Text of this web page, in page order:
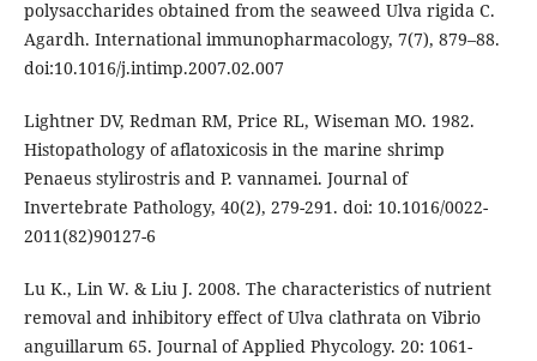
polysaccharides obtained from the seaweed Ulva rigida C.
Agardh. International immunopharmacology, 7(7), 879–88.
doi:10.1016/j.intimp.2007.02.007
Lightner DV, Redman RM, Price RL, Wiseman MO. 1982.
Histopathology of aflatoxicosis in the marine shrimp
Penaeus stylirostris and P. vannamei. Journal of
Invertebrate Pathology, 40(2), 279-291. doi: 10.1016/0022-
2011(82)90127-6
Lu K., Lin W. & Liu J. 2008. The characteristics of nutrient
removal and inhibitory effect of Ulva clathrata on Vibrio
anguillarum 65. Journal of Applied Phycology. 20: 1061-